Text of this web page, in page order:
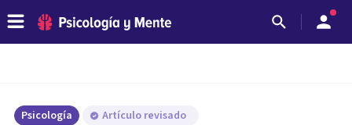
Psicología Artículo revisado